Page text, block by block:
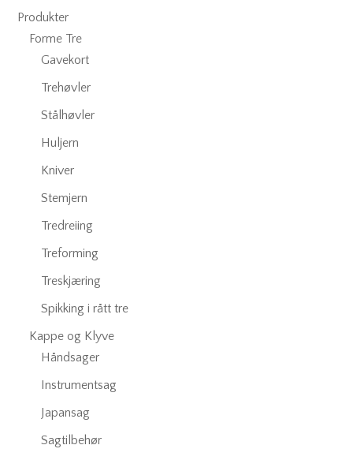
Produkter
Forme Tre
Gavekort
Trehøvler
Stålhøvler
Huljern
Kniver
Stemjern
Tredreiing
Treforming
Treskjæring
Spikking i rått tre
Kappe og Klyve
Håndsager
Instrumentsag
Japansag
Sagtilbehør